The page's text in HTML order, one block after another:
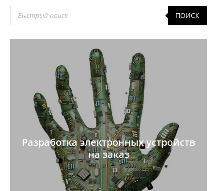
товаров
ПОИСК
Разработка электронных устройств
на заказ